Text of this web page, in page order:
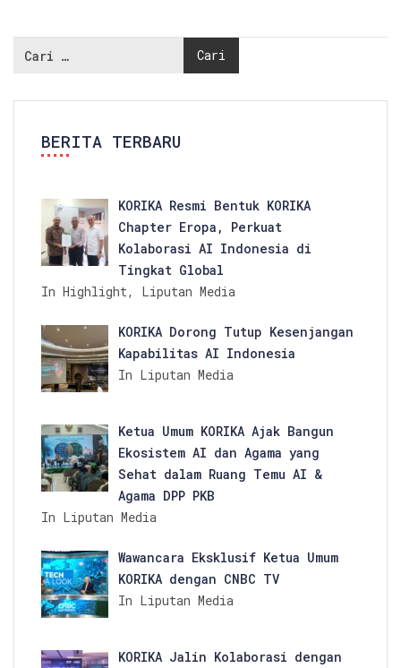
BERITA TERBARU
KORIKA Resmi Bentuk KORIKA
Chapter Eropa, Perkuat
Kolaborasi AI Indonesia di
Tingkat Global
In Highlight, Liputan Media
KORIKA Dorong Tutup Kesenjangan
Kapabilitas AI Indonesia
In Liputan Media
Ketua Umum KORIKA Ajak Bangun
Ekosistem AI dan Agama yang
Sehat dalam Ruang Temu AI &
Agama DPP PKB
In Liputan Media
Wawancara Eksklusif Ketua Umum
KORIKA dengan CNBC TV
In Liputan Media
KORIKA Jalin Kolaborasi dengan